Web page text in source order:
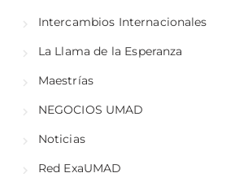
Intercambios Internacionales
La Llama de la Esperanza
Maestrías
NEGOCIOS UMAD
Noticias
Red ExaUMAD